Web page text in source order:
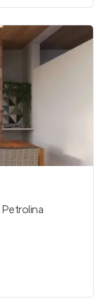
Petrolina